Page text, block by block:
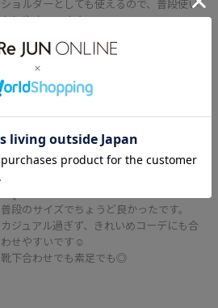
ショルダーとしても使えるので、普段使い
もしやすいですよ。
2BUY10%OFF
ROPÉ PICNIC PASSAGE
バックストラップグルカサンダル
ブラック / 24.5
¥4,219
普段のサイズでちょうど良かったです。
カジュアル過ぎず、きれいめコーデにも合
わせやすいです☺︎
靴下合わせでも素足でも◎